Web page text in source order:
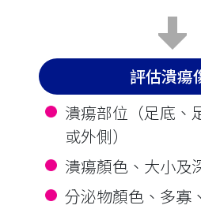
評估潰瘍
潰瘍部位（足底、
或外側）
潰瘍顏色、大小及
分泌物顏色、多寡